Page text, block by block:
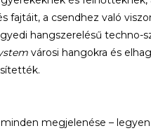
fajtáit, a csendhez való
hangszerelésű techno-
városi hangokra és
megjelenése –